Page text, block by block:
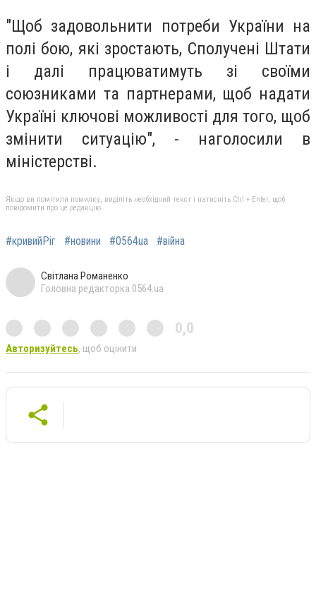
"Щоб задовольнити потреби України на
полі бою, які зростають, Сполучені Штати
і далі працюватимуть зі своїми
союзниками та партнерами, щоб надати
Україні ключові можливості для того, щоб
змінити ситуацію", - наголосили в
міністерстві.
Якщо ви помітили помилку, виділіть необхідний текст і натисніть Ctrl + Enter, щоб
повідомити про це редакцію
#кривийРіг #новини #0564ua #війна
Світлана Романенко
Головна редакторка 0564.ua
0,0
Авторизуйтесь, щоб оцінити